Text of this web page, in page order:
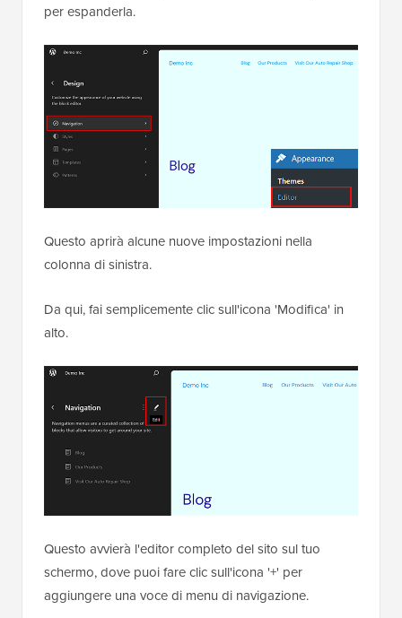
per espanderla.
Questo aprirà alcune nuove impostazioni nella
colonna di sinistra.
Da qui, fai semplicemente clic sull'icona 'Modifica' in
alto.
Questo avvierà l'editor completo del sito sul tuo
schermo, dove puoi fare clic sull'icona '+' per
aggiungere una voce di menu di navigazione.